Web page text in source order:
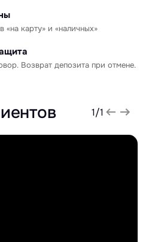
«на карту» и «наличных»
Возврат депозита при отмене.
1/1